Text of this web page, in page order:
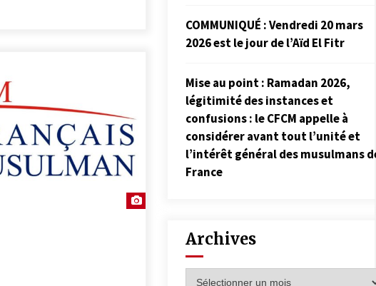
COMMUNIQUÉ : Vendredi 20 mars
2026 est le jour de l’Aïd El Fitr
Mise au point : Ramadan 2026,
légitimité des instances et
confusions : le CFCM appelle à
considérer avant tout l’unité et
l’intérêt général des musulmans
France
Archives